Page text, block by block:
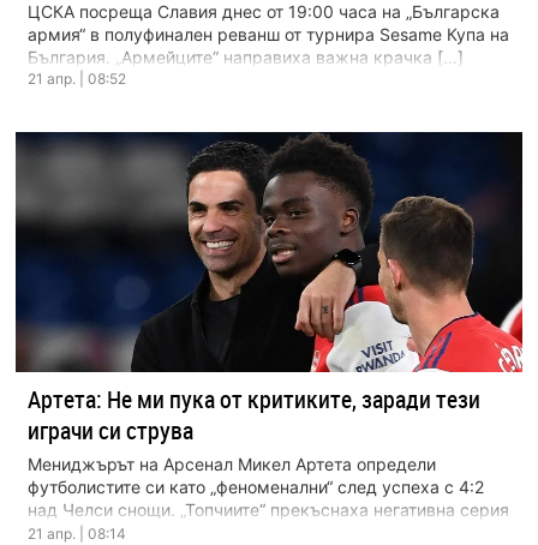
ЦСКА посреща Славия днес от 19:00 часа на „Българска
армия“ в полуфинален реванш от турнира Sesame Купа на
България. „Армейците“ направиха важна крачка […]
21 апр. | 08:52
Артета: Не ми пука от критиките, заради тези
играчи си струва
Мениджърът на Арсенал Микел Артета определи
футболистите си като „феноменални“ след успеха с 4:2
над Челси снощи. „Топчиите“ прекъснаха негативна серия
от три […]
21 апр. | 08:14